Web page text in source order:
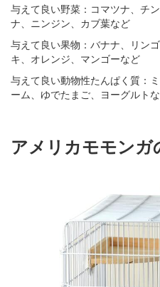
与えて良い野菜：コマツナ、チ
ナ、ニンジン、カブ葉など
与えて良い果物：バナナ、リン
キ、オレンジ、マンゴーなど
与えて良い動物性たんぱく質：
ーム、ゆでたまご、ヨーグルト
アメリカモモンガ